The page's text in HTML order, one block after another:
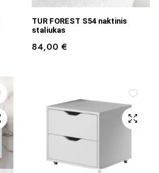
TUR FOREST S54 naktinis
staliukas
84,00 €